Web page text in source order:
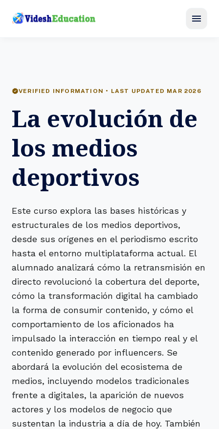
menu
verifiedVERIFIED INFORMATION • LAST UPDATED MAR 2026
La evolución de
los medios
deportivos
Este curso explora las bases históricas y
estructurales de los medios deportivos,
desde sus orígenes en el periodismo escrito
hasta el entorno multiplataforma actual. El
alumnado analizará cómo la retransmisión en
directo revolucionó la cobertura del deporte,
cómo la transformación digital ha cambiado
la forma de consumir contenido, y cómo el
comportamiento de los aficionados ha
impulsado la interacción en tiempo real y el
contenido generado por influencers. Se
abordará la evolución del ecosistema de
medios, incluyendo modelos tradicionales
frente a digitales, la aparición de nuevos
actores y los modelos de negocio que
sustentan la industria a día de hoy. También